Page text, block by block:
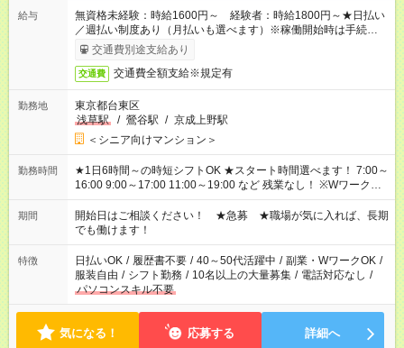
給与
無資格未経験：時給1600円～ 経験者：時給1800円～★日払い
／週払い制度あり（月払いも選べます）※稼働開始時は手続き完
了次第のお支払いとなります。
交通費別途支給あり
交通費 交通費全額支給※規定有
勤務地
東京都台東区
浅草駅
/ 鶯谷駅 / 京成上野駅
＜シニア向けマンション＞
勤務時間
★1日6時間～の時短シフトOK ★スタート時間選べます！ 7:00～
16:00 9:00～17:00 11:00～19:00 など 残業なし！ ※Wワークの
場合、他のお仕事と合わせ週40時間超の就業はご案内できませ
ん ※法令に基づき、週20時間以上勤務は社会保険への加入対象
となります ※労働者派遣法（日雇い派遣の原則禁止）により、
短時間・短期間の就業はご案内が難しい場合があります
期間
開始日はご相談ください！ ★急募 ★職場が気に入れば、長期
でも働けます！
特徴 日払いOK / 履歴書不要 / 40～50代活躍中 / 副業・WワークOK /
服装自由 / シフト勤務 / 10名以上の大量募集 / 電話対応なし /
パソコンスキル不要
気になる！ 応募する 詳細へ